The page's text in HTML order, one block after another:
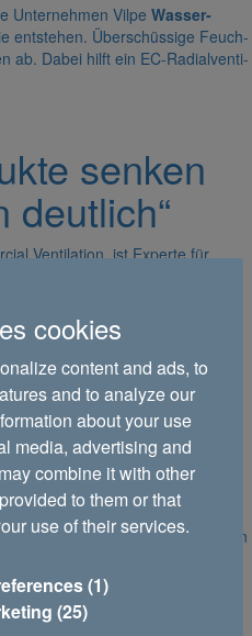
cookies
content and ads, to
and to analyze our
about your use
media, advertising and
combine it with other
to them or that
use of their services.
(1)
(25)
Unter­nehmen Vilpe Wasser­
entstehen. Über­schüs­sige Feuch­
ab. Dabei hilft ein EC-Radi­al­ven­ti­
senken
deut­lich“
Venti­la­tion, ist Experte für
hat für jedes Projekt das
der Zeit
leiser,
die Venti­la­to­ren­technik in
wäre nicht möglich, würde man
sehen: luft­tech­ni­sche Zusam­
Zusam­men­spiel von Motor­
. Ein prägender Akteur
ebm-papst.